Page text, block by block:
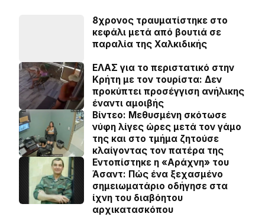
8χρονος τραυματίστηκε στο
κεφάλι μετά από βουτιά σε
παραλία της Χαλκιδικής
ΕΛΑΣ για το περιστατικό στην
Κρήτη με τον τουρίστα: Δεν
προκύπτει προσέγγιση ανήλικης
έναντι αμοιβής
Βίντεο: Μεθυσμένη σκότωσε
νύφη λίγες ώρες μετά τον γάμο
της και στο τμήμα ζητούσε
κλαίγοντας τον πατέρα της
Εντοπίστηκε η «Αράχνη» του
Άσαντ: Πώς ένα ξεχασμένο
σημειωματάριο οδήγησε στα
ίχνη του διαβόητου
αρχικατασκόπου